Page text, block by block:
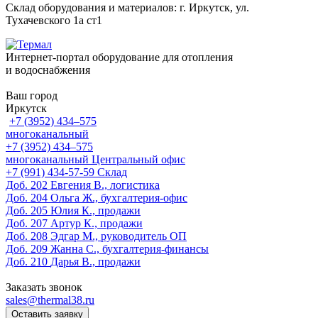
Склад оборудования и материалов: г. Иркутск, ул.
Тухачевского 1а ст1
Интернет-портал оборудование для отопления
и водоснабжения
Ваш город
Иркутск
+7 (3952) 434‒575
многоканальный
+7 (3952) 434‒575
многоканальный Центральный офис
‎+7 (991) 434-57-59 Склад
Доб. 202 Евгения В., логистика
Доб. 204 Ольга Ж., бухгалтерия-офис
Доб. 205 Юлия К., продажи
Доб. 207 Артур К., продажи
Доб. 208 Эдгар М., руководитель ОП
Доб. 209 Жанна С., бухгалтерия-финансы
Доб. 210 Дарья В., продажи
Заказать звонок
sales@thermal38.ru
Оставить заявку